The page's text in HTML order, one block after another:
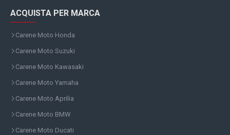
ACQUISTA PER MARCA
Carene Moto Honda
Carene Moto Suzuki
Carene Moto Kawasaki
Carene Moto Yamaha
Carene Moto Aprilia
Carene Moto BMW
Carene Moto Ducati